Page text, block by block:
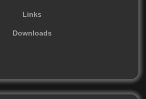
Links
Downloads